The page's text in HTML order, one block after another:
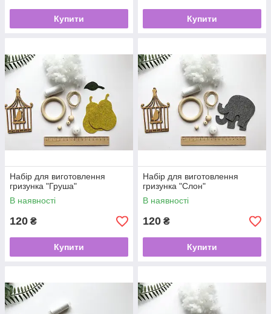
Купити Купити
Набір для виготовлення
гризунка "Груша"
В наявності
120 ₴
Купити
Набір для виготовлення
гризунка "Слон"
В наявності
120 ₴
Купити